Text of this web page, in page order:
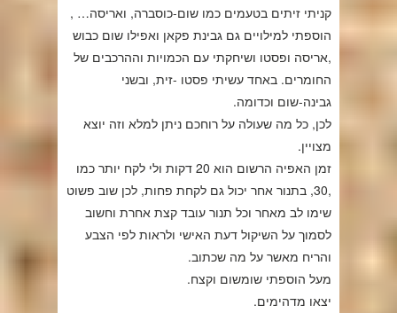
קניתי זיתים בטעמים כמו שום-כוסברה, ואריסה… ,
הוספתי למילויים גם גבינת פקאן ואפילו שום כבוש
,אריסה ופסטו ושיחקתי עם הכמויות וההרכבים של
החומרים. באחד עשיתי פסטו -זית, ובשני
גבינה-שום וכדומה.
לכן, כל מה שעולה על רוחכם ניתן למלא וזה יוצא
מצויין.
זמן האפיה הרשום הוא 20 דקות ולי לקח יותר כמו
,30, בתנור אחר יכול גם לקחת פחות, לכן שוב פשוט
שימו לב מאחר וכל תנור עובד קצת אחרת וחשוב
לסמוך על השיקול דעת האישי ולראות לפי הצבע
והריח מאשר על מה שכתוב.
מעל הוספתי שומשום וקצח.
יצאו מדהימים.